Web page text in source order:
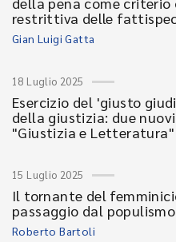
restrittiva delle
Gian Luigi Gatta
18 Luglio 2025
Esercizio del 'giusto
della giustizia: due
"Giustizia e Letteratura"
15 Luglio 2025
Il tornante del
passaggio dal
Roberto Bartoli